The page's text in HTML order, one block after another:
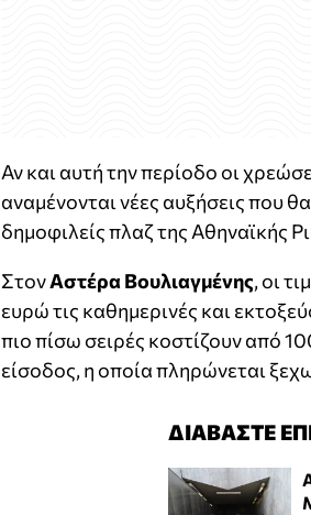
Αν και αυτή την περίοδο οι
αναμένονται νέες αυξήσεις που
δημοφιλείς πλαζ της Αθηναϊκής
ΣτονΑστέρα Βουλιαγμένης, οι
ευρώ τις καθημερινές και
πιο πίσω σειρές κοστίζουν από
είσοδος, η οποία πληρώνεται
ΔΙΑΒΑΣΤΕ